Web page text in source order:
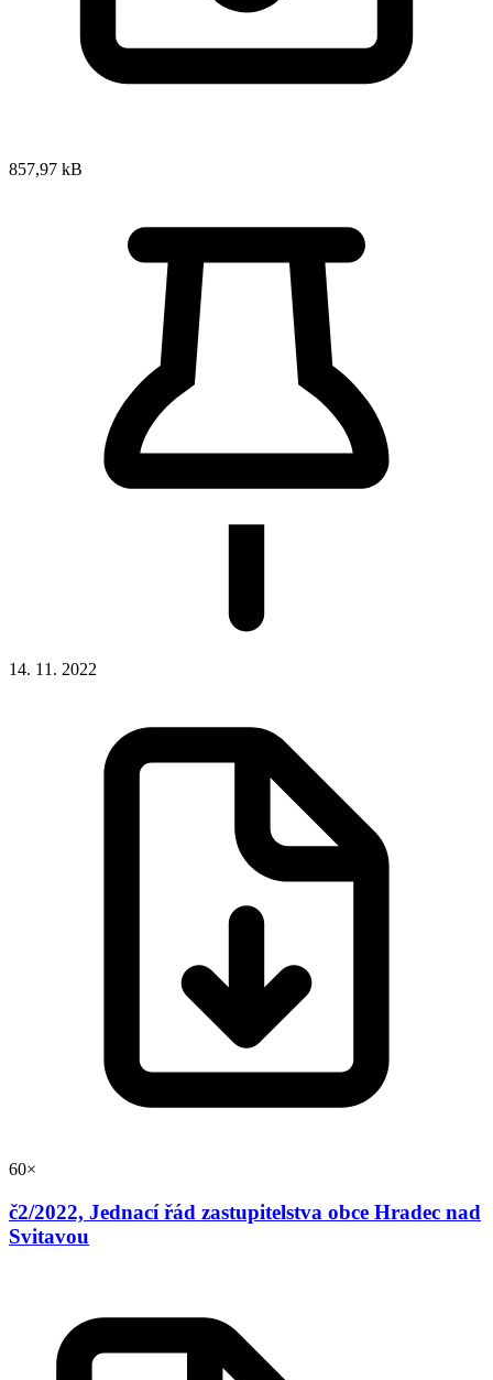
857,97 kB
14. 11. 2022
60×
č2/2022, Jednací řád zastupitelstva obce Hradec nad
Svitavou